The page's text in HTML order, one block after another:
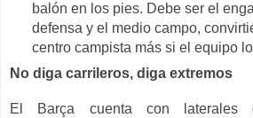
balón en los pies. Debe ser el
defensa y el medio campo,
centro campista más si el equipo
No diga carrileros, diga extremos
El Barça cuenta con